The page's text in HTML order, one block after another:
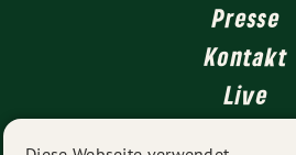
Presse
Kontakt
Live